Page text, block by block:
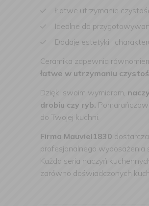
Łatwe utrzymanie
Idealne do
Dodaje estetyki i
Ceramika zapewnia
łatwe w utrzymaniu
Dzięki swoim wymiarom,
drobiu czy ryb.
do Twojej kuchni.
Firma Mauviel1830
profesjonalnego wyposażenia
Każda seria naczyń
zarówno doświadczonych